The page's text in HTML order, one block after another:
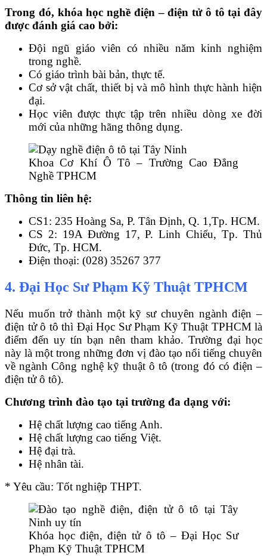
Trong đó, khóa học nghề điện – điện tử ô tô tại đây
được đánh giá cao bởi:
Đội ngũ giáo viên có nhiều năm kinh nghiệm
trong nghề.
Có giáo trình bài bản, thực tế.
Cơ sở vật chất, thiết bị và mô hình thực hành hiện
đại.
Học viên được thực tập trên nhiều dòng xe đời
mới của những hãng thông dụng.
Khoa Cơ Khí Ô Tô – Trường Cao Đẳng
Nghề TPHCM
Thông tin liên hệ:
CS1: 235 Hoàng Sa, P. Tân Định, Q. 1,Tp. HCM.
CS 2: 19A Đường 17, P. Linh Chiểu, Tp. Thủ
Đức, Tp. HCM.
Điện thoại: (028) 35267 377
4. Đại Học Sư Phạm Kỹ Thuật TPHCM
Nếu muốn trở thành một kỹ sư chuyên ngành điện –
điện tử ô tô thì Đại Học Sư Phạm Kỹ Thuật TPHCM là
điểm đến uy tín bạn nên tham khảo. Trường đại học
này là một trong những đơn vị đào tạo nổi tiếng chuyên
về ngành Công nghệ kỹ thuật ô tô (trong đó có điện –
điện tử ô tô).
Chương trình đào tạo tại trường đa dạng với:
Hệ chất lượng cao tiếng Anh.
Hệ chất lượng cao tiếng Việt.
Hệ đại trà.
Hệ nhân tài.
* Yêu cầu: Tốt nghiệp THPT.
Khóa học điện, điện tử ô tô – Đại Học Sư
Phạm Kỹ Thuật TPHCM